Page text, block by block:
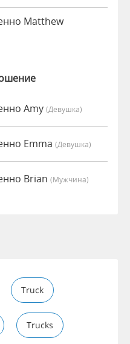
Matthew
Amy (девушка)
Emma (девушка)
Brian (мужчина)
Truck
Trucks